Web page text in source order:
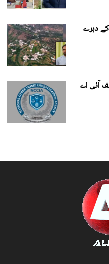
دہرے
آئی اے